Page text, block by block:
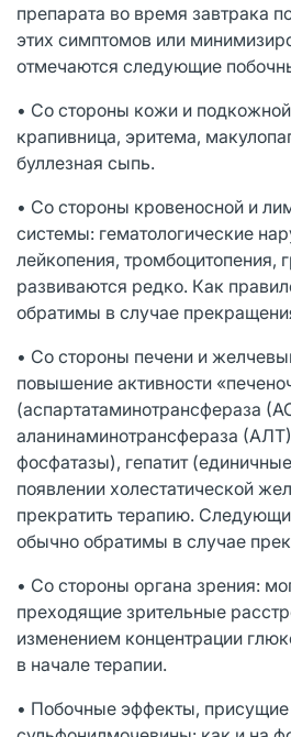
препарата во время завтрака
этих симптомов или
отмечаются следующие
• Со стороны кожи и подкожной
крапивница, эритема,
буллезная сыпь.
• Со стороны кровеносной и
системы: гематологические
лейкопения, тромбоцитопения,
развиваются редко. Как
обратимы в случае
• Со стороны печени и
повышение активности
(аспартатаминотрансфераза
аланинаминотрансфераза
фосфатазы), гепатит
появлении холестатической
прекратить терапию.
обычно обратимы в случае
• Со стороны органа зрения:
преходящие зрительные
изменением концентрации
в начале терапии.
• Побочные эффекты,